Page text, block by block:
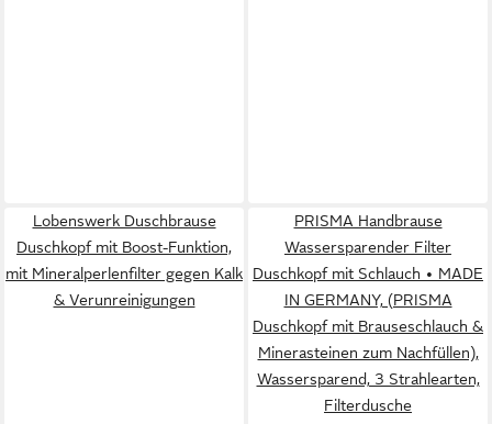
Lobenswerk Duschbrause
Duschkopf mit Boost-Funktion,
mit Mineralperlenfilter gegen Kalk
& Verunreinigungen
PRISMA Handbrause
Wassersparender Filter
Duschkopf mit Schlauch • MADE
IN GERMANY, (PRISMA
Duschkopf mit Brauseschlauch &
Minerasteinen zum Nachfüllen),
Wassersparend, 3 Strahlearten,
Filterdusche